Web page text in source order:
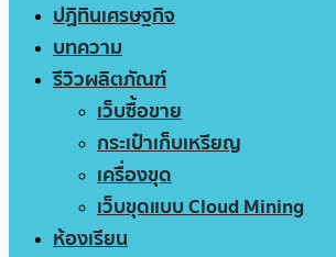
ปฏิทินเศรษฐกิจ
บทความ
รีวิวผลิตภัณฑ์
เว็บซื้อขาย
กระเป๋าเก็บเหรียญ
เครื่องขุด
เว็บขุดแบบ Cloud Mining
ห้องเรียน